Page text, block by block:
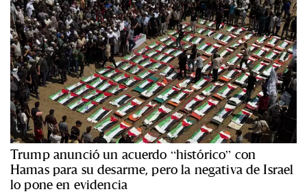
Trump anunció un acuerdo “histórico” con
Hamas para su desarme, pero la negativa de Israel
lo pone en evidencia